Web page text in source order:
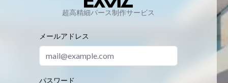
超高精細パース制作サービス
メールアドレス
パスワード